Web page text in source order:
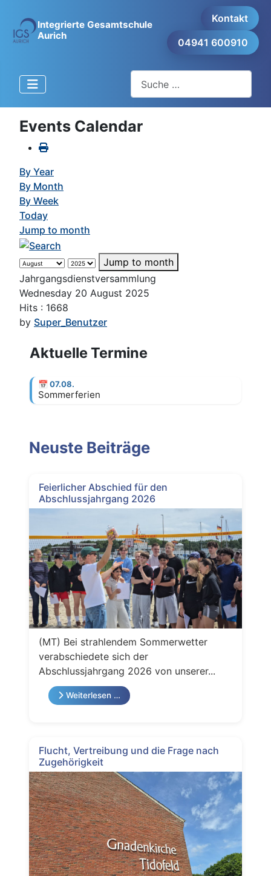
Integrierte Gesamtschule
Aurich
Kontakt
04941 600910
Events Calendar
By Year
By Month
By Week
Today
Jump to month
Jump to month
Jahrgangsdienstversammlung
Wednesday 20 August 2025
Hits : 1668
by Super_Benutzer
Aktuelle Termine
📅 07.08.
Sommerferien
Neuste Beiträge
Feierlicher Abschied für den
Abschlussjahrgang 2026
(MT) Bei strahlendem Sommerwetter
verabschiedete sich der
Abschlussjahrgang 2026 von unserer...
Weiterlesen …
Flucht, Vertreibung und die Frage nach
Zugehörigkeit